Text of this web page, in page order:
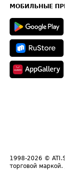
Техническая
МОБИЛЬНЫЕ
1998-2026 ©
торговой маркой.